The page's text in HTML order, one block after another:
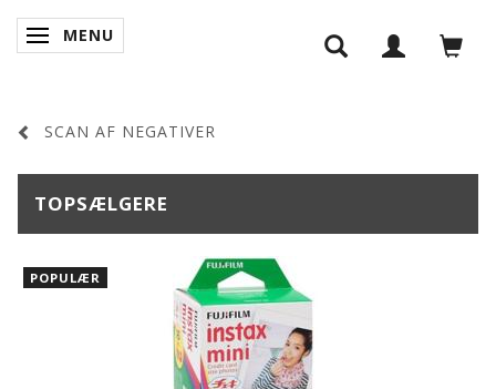
SKIFTE NAVIGATION
MENU
SCAN AF NEGATIVER
TOPSÆLGERE
POPULÆR